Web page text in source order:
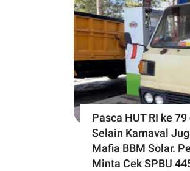
Pasca HUT RI ke
Selain Karnaval
Mafia BBM Solar.
Minta Cek SPBU